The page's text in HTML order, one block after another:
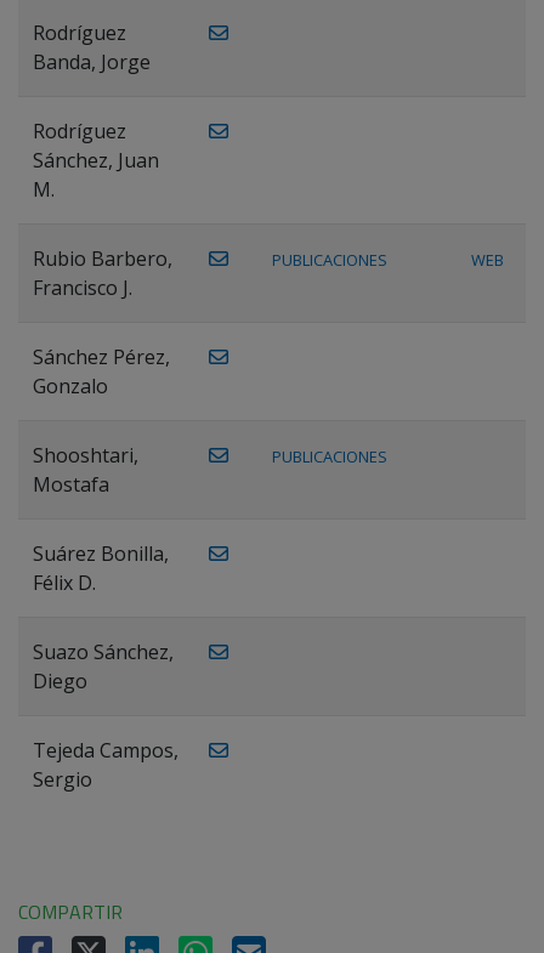
Rodríguez
Banda, Jorge
Rodríguez
Sánchez, Juan
M.
Rubio Barbero,
Francisco J.
PUBLICACIONES WEB
Sánchez Pérez,
Gonzalo
Shooshtari,
Mostafa
PUBLICACIONES
Suárez Bonilla,
Félix D.
Suazo Sánchez,
Diego
Tejeda Campos,
Sergio
COMPARTIR